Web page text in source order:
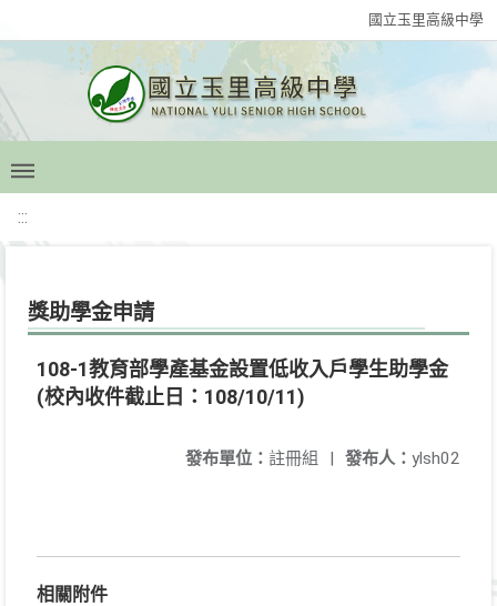
國立玉里高級中學
:::
獎助學金申請
108-1教育部學產基金設置低收入戶學生助學金
(校內收件截止日：108/10/11)
發布人： ylsh02
發布單位： 註冊組 |
相關附件